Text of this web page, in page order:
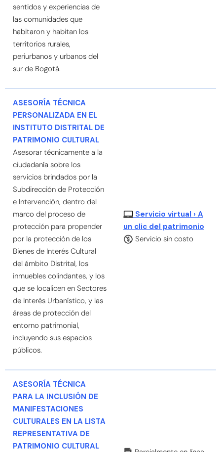
sentidos y experiencias de
las comunidades que
habitaron y habitan los
territorios rurales,
periurbanos y urbanos del
sur de Bogotá.
ASESORÍA TÉCNICA
PERSONALIZADA EN EL
INSTITUTO DISTRITAL DE
PATRIMONIO CULTURAL
Asesorar técnicamente a la
ciudadanía sobre los
servicios brindados por la
Subdirección de Protección
e Intervención, dentro del
marco del proceso de
protección para propender
por la protección de los
Bienes de Interés Cultural
del ámbito Distrital, los
inmuebles colindantes, y los
que se localicen en Sectores
de Interés Urbanístico, y las
áreas de protección del
entorno patrimonial,
incluyendo sus espacios
públicos.
Servicio virtual › A
un clic del patrimonio
Servicio sin costo
ASESORÍA TÉCNICA
PARA LA INCLUSIÓN DE
MANIFESTACIONES
CULTURALES EN LA LISTA
REPRESENTATIVA DE
PATRIMONIO CULTURAL